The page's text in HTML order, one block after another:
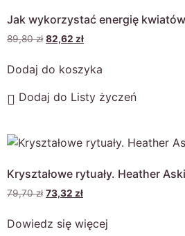
Jak wykorzystać energię
89,80zł 82,62 zł
Dodaj do koszyka
Dodaj do Listy życzeń
Kryształowe rytuały. Heather
79,70zł 73,32 zł
Dowiedz się więcej